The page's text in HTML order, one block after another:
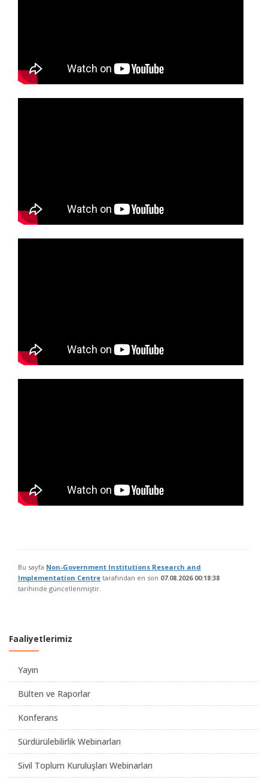
Bu sayfa Non-Government Institutions Research and
Implementation Centre tarafından en son 07.08.2026 00:18:38
tarihinde güncellenmiştir.
Faaliyetlerimiz
Yayın
Bülten ve Raporlar
Konferans
Sürdürülebilirlik Webinarları
Sivil Toplum Kuruluşları Webinarları